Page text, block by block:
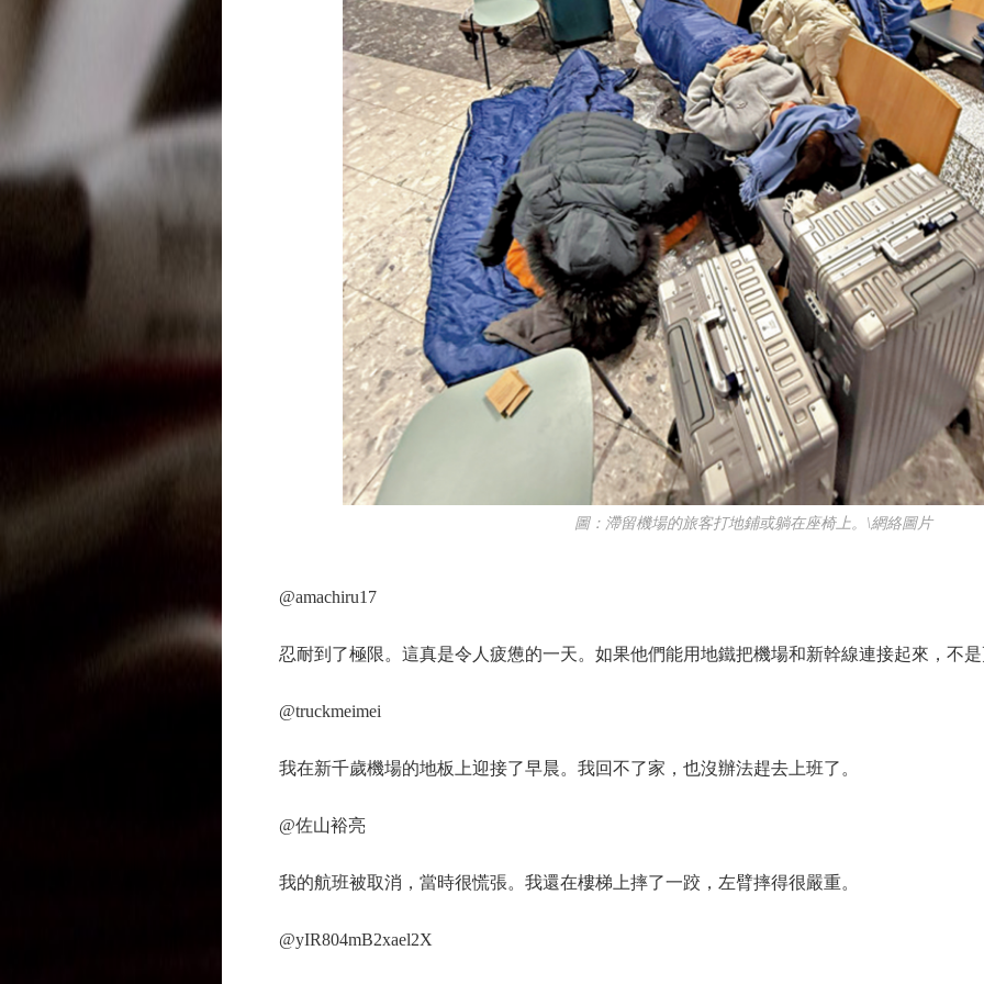
圖：滯留機場的旅客打地鋪或躺在座椅上。\網絡圖片
@amachiru17
忍耐到了極限。這真是令人疲憊的一天。如果他們能用地鐵把機場和新幹線連接起來，不是
@truckmeimei
我在新千歲機場的地板上迎接了早晨。我回不了家，也沒辦法趕去上班了。
@佐山裕亮
我的航班被取消，當時很慌張。我還在樓梯上摔了一跤，左臂摔得很嚴重。
@yIR804mB2xael2X